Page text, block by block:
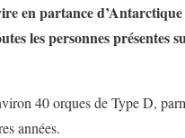
en partance
les personnes présentes
40 orques de Type D,
années.